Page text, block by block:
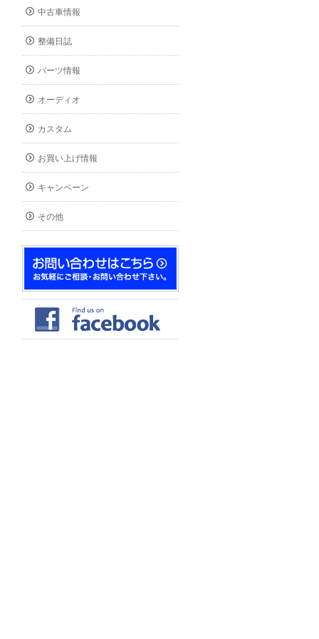
中古車情報
整備日誌
パーツ情報
オーディオ
カスタム
お買い上げ情報
キャンペーン
その他